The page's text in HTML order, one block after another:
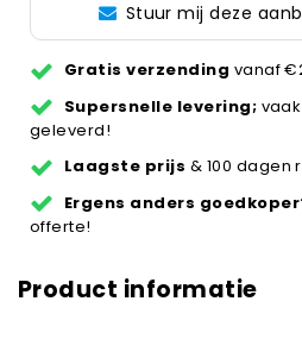
Stuur mij deze
Gratis verzending vanaf
Supersnelle levering;
geleverd!
Laagste prijs & 100 dagen
Ergens anders
offerte!
Product informatie